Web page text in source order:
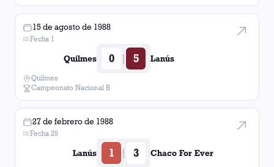
15 de agosto de 1988
Fecha 1
Quilmes 0 | 5 Lanús
Quilmes
Campeonato Nacional B
27 de febrero de 1988
Fecha 29
Lanús 1 | 3 Chaco For Ever